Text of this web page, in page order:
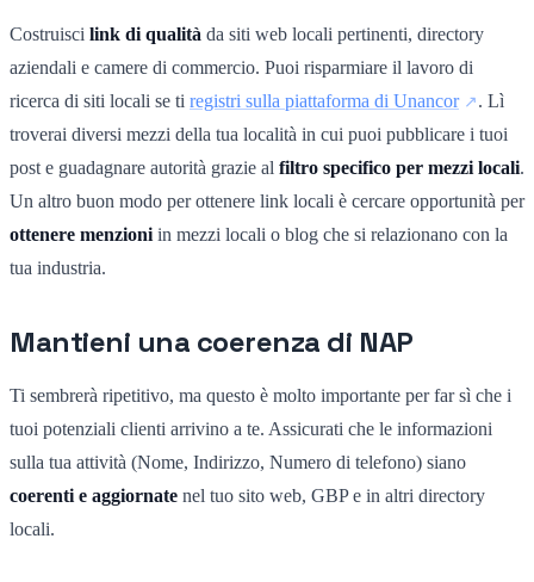
Costruisci link di qualità da siti web locali pertinenti, directory
aziendali e camere di commercio. Puoi risparmiare il lavoro di
ricerca di siti locali se ti registri sulla piattaforma di Unancor
. Lì
troverai diversi mezzi della tua località in cui puoi pubblicare i tuoi
post e guadagnare autorità grazie al filtro specifico per mezzi locali.
Un altro buon modo per ottenere link locali è cercare opportunità per
ottenere menzioni in mezzi locali o blog che si relazionano con la
tua industria.
Mantieni una coerenza di NAP
Ti sembrerà ripetitivo, ma questo è molto importante per far sì che i
tuoi potenziali clienti arrivino a te. Assicurati che le informazioni
sulla tua attività (Nome, Indirizzo, Numero di telefono) siano
coerenti e aggiornate nel tuo sito web, GBP e in altri directory
locali.